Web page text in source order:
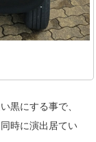
黒にする事で、
時に演出居てい